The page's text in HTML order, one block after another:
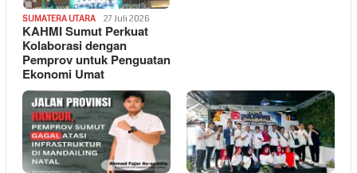
SUMATERA UTARA 27 Juli 2026
KAHMI Sumut Perkuat
Kolaborasi dengan
Pemprov untuk Penguatan
Ekonomi Umat